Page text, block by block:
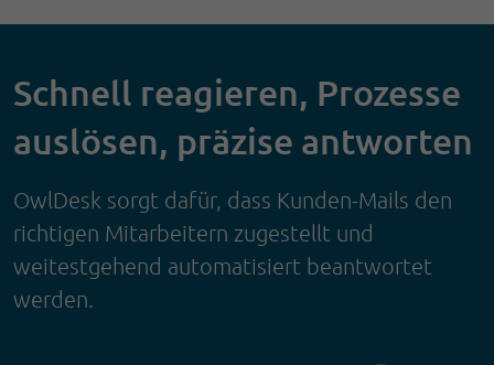
Schnell reagieren, Prozesse
auslösen, präzise antworten
OwlDesk sorgt dafür, dass Kunden-Mails den
richtigen Mitarbeitern zugestellt und
weitestgehend automatisiert beantwortet
werden.